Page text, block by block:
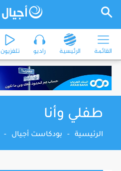
القائمة الرئيسية راديو تلفزيون
طفلي وأنا
الرئيسية - بودكاست أجيال -